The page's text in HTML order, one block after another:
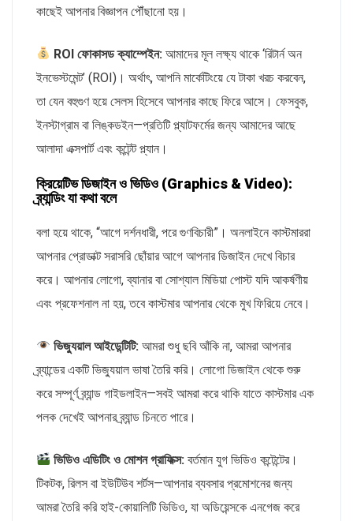
কাছেই আপনার বিজ্ঞাপন পৌঁছানো হয়।
ROI ফোকাসড ক্যাম্পেইন: আমাদের মূল লক্ষ্য থাকে ‘রিটার্ন অন
ইনভেস্টমেন্ট’ (ROI)। অর্থাৎ, আপনি মার্কেটিংয়ে যে টাকা খরচ করবেন,
তা যেন বহুগুণ হয়ে সেলস হিসেবে আপনার কাছে ফিরে আসে। ফেসবুক,
ইনস্টাগ্রাম বা লিঙ্কডইন—প্রতিটি প্ল্যাটফর্মের জন্য আমাদের আছে
আলাদা এক্সপার্ট এবং কন্টেন্ট প্ল্যান।
ক্রিয়েটিভ ডিজাইন ও ভিডিও (Graphics & Video):
ব্র্যান্ডিং যা কথা বলে
বলা হয়ে থাকে, “আগে দর্শনধারী, পরে গুণবিচারী”। অনলাইনে কাস্টমাররা
আপনার প্রোডাক্ট সরাসরি ছোঁয়ার আগে আপনার ডিজাইন দেখে বিচার
করে। আপনার লোগো, ব্যানার বা সোশ্যাল মিডিয়া পোস্ট যদি আকর্ষণীয়
এবং প্রফেশনাল না হয়, তবে কাস্টমার আপনার থেকে মুখ ফিরিয়ে নেবে।
ভিজ্যুয়াল আইডেন্টিটি: আমরা শুধু ছবি আঁকি না, আমরা আপনার
ব্র্যান্ডের একটি ভিজ্যুয়াল ভাষা তৈরি করি। লোগো ডিজাইন থেকে শুরু
করে সম্পূর্ণ ব্র্যান্ড গাইডলাইন—সবই আমরা করে থাকি যাতে কাস্টমার এক
পলক দেখেই আপনার ব্র্যান্ড চিনতে পারে।
ভিডিও এডিটিং ও মোশন গ্রাফিক্স: বর্তমান যুগ ভিডিও কন্টেন্টের।
টিকটক, রিলস বা ইউটিউব শর্টস—আপনার ব্যবসার প্রমোশনের জন্য
আমরা তৈরি করি হাই-কোয়ালিটি ভিডিও, যা অডিয়েন্সকে এনগেজ করে